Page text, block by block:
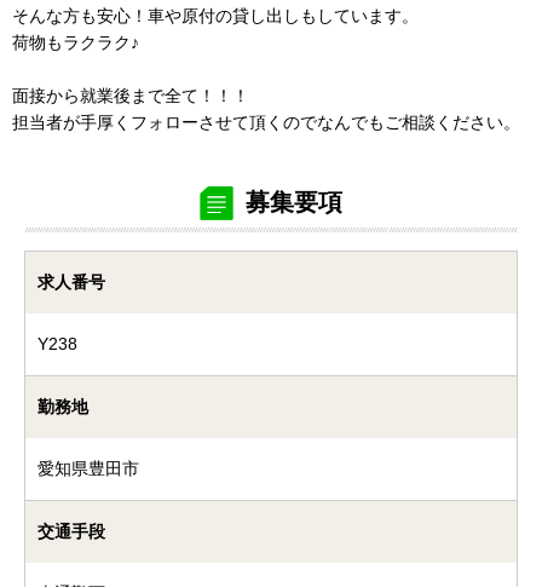
そんな方も安心！車や原付の貸し出しもしています。
荷物もラクラク♪
面接から就業後まで全て！！！
担当者が手厚くフォローさせて頂くのでなんでもご相談ください。
募集要項
求人番号
Y238
勤務地
愛知県豊田市
交通手段